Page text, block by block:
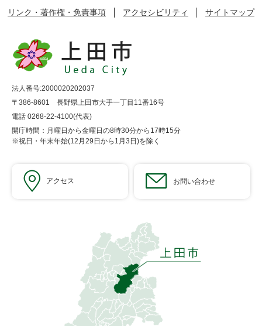
リンク・著作権・免責事項
アクセシビリティ サイトマップ
法人番号:2000020202037
〒386-8601 長野県上田市大手一丁目11番16号
電話 0268-22-4100(代表)
開庁時間：月曜日から金曜日の8時30分から17時15分
※祝日・年末年始(12月29日から1月3日)を除く
アクセス お問い合わせ